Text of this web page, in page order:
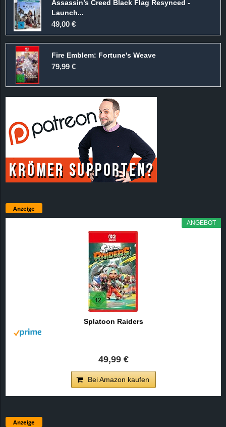
Assassin’s Creed Black Flag Resynced -
Launch...
49,00 €
Fire Emblem: Fortune's Weave
79,99 €
Anzeige
ANGEBOT
Splatoon Raiders
49,99 €
Bei Amazon kaufen
Anzeige